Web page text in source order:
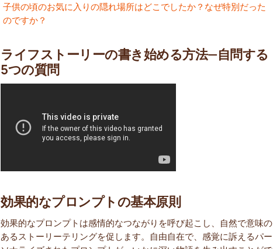
子供の頃のお気に入りの隠れ場所はどこでしたか？なぜ特別だった
のですか？
ライフストーリーの書き始める方法—自問する
5つの質問
効果的なプロンプトの基本原則
効果的なプロンプトは感情的なつながりを呼び起こし、自然で意味の
あるストーリーテリングを促します。自由自在で、感覚に訴えるパー